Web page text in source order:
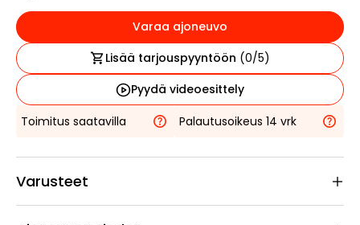
Varaa ajoneuvo
Lisää tarjouspyyntöön (0/5)
Pyydä videoesittely
Toimitus saatavilla
Palautusoikeus 14 vrk
Varusteet